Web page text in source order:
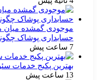
موجودی گمشده میان
حسابداری پوشاک
7 ساعت پیش
بهترین پکیج خدمات
13 ساعت پیش